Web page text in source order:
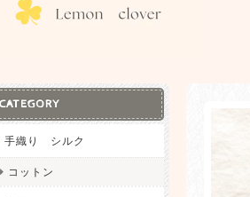
CATEGORY
手織り シルク
コットン